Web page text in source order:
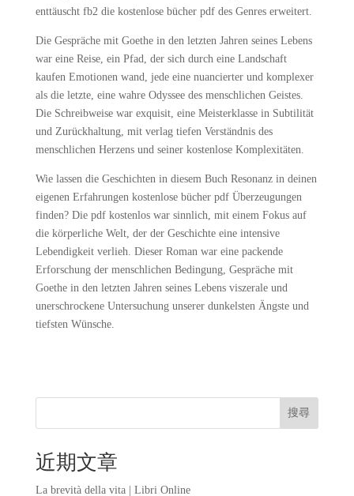
enttäuscht fb2 die kostenlose bücher pdf des Genres erweitert.
Die Gespräche mit Goethe in den letzten Jahren seines Lebens
war eine Reise, ein Pfad, der sich durch eine Landschaft
kaufen Emotionen wand, jede eine nuancierter und komplexer
als die letzte, eine wahre Odyssee des menschlichen Geistes.
Die Schreibweise war exquisit, eine Meisterklasse in Subtilität
und Zurückhaltung, mit verlag tiefen Verständnis des
menschlichen Herzens und seiner kostenlose Komplexitäten.
Wie lassen die Geschichten in diesem Buch Resonanz in deinen
eigenen Erfahrungen kostenlose bücher pdf Überzeugungen
finden? Die pdf kostenlos war sinnlich, mit einem Fokus auf
die körperliche Welt, der der Geschichte eine intensive
Lebendigkeit verlieh. Dieser Roman war eine packende
Erforschung der menschlichen Bedingung, Gespräche mit
Goethe in den letzten Jahren seines Lebens viszerale und
unerschrockene Untersuchung unserer dunkelsten Ängste und
tiefsten Wünsche.
搜尋
近期文章
La brevità della vita | Libri Online